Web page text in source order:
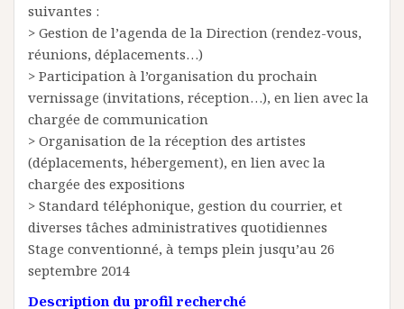
suivantes :
> Gestion de l’agenda de la Direction (rendez-vous,
réunions, déplacements…)
> Participation à l’organisation du prochain
vernissage (invitations, réception…), en lien avec la
chargée de communication
> Organisation de la réception des artistes
(déplacements, hébergement), en lien avec la
chargée des expositions
> Standard téléphonique, gestion du courrier, et
diverses tâches administratives quotidiennes
Stage conventionné, à temps plein jusqu’au 26
septembre 2014
Description du profil recherché